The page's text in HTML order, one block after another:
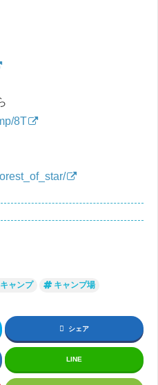
8T
キャンプ キャンプ場
シェア
LINE